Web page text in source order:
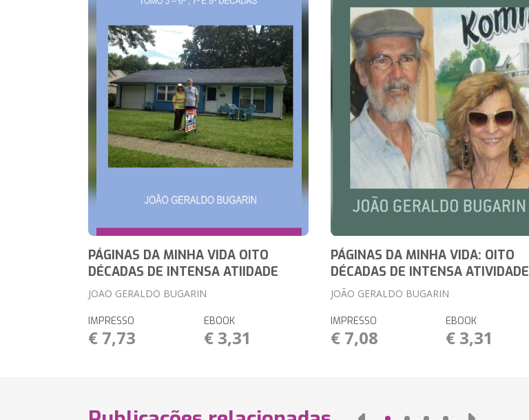
PÁGINAS DA MINHA VIDA OITO
DÉCADAS DE INTENSA ATIIDADE
JOAO GERALDO BUGARIN
IMPRESSO
€ 7,73
EBOOK
€ 3,31
PÁGINAS DA MINHA VIDA: OITO
DÉCADAS DE INTENSA ATIVIDADE
JOÃO GERALDO BUGARIN
IMPRESSO
€ 7,08
EBOOK
€ 3,31